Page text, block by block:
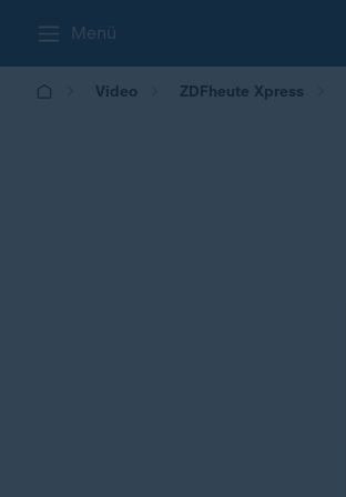
Menü
Video ZDFheute Xpress